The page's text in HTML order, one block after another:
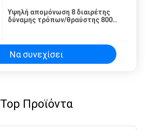
Υψηλή απομόνωση 8 διαιρέτης
δύναμης τρόπων/θραύστης 800-
Να συνεχίσει
Top Προϊόντα